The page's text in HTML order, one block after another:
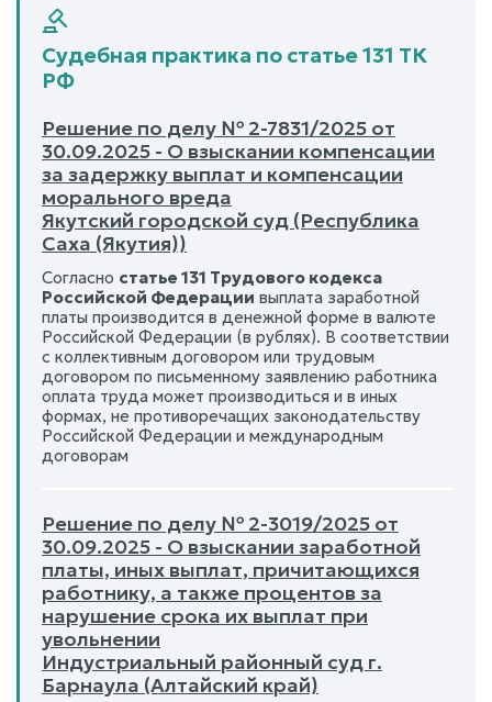
Судебная практика по статье 131 ТК
РФ
Решение по делу № 2-7831/2025 от
30.09.2025 - О взыскании компенсации
за задержку выплат и компенсации
морального вреда
Якутский городской суд (Республика
Саха (Якутия))
Согласно статье 131 Трудового кодекса
Российской Федерации выплата заработной
платы производится в денежной форме в валюте
Российской Федерации (в рублях). В соответствии
с коллективным договором или трудовым
договором по письменному заявлению работника
оплата труда может производиться и в иных
формах, не противоречащих законодательству
Российской Федерации и международным
договорам
Решение по делу № 2-3019/2025 от
30.09.2025 - О взыскании заработной
платы, иных выплат, причитающихся
работнику, а также процентов за
нарушение срока их выплат при
увольнении
Индустриальный районный суд г.
Барнаула (Алтайский край)